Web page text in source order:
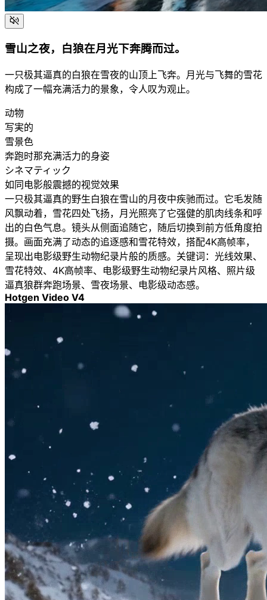
雪山之夜，白狼在月光下奔腾而过。
一只极其逼真的白狼在雪夜的山顶上飞奔。月光与飞舞的雪花
构成了一幅充满活力的景象，令人叹为观止。
动物
写実的
雪景色
奔跑时那充满活力的身姿
シネマティック
如同电影般震撼的视觉效果
一只极其逼真的野生白狼在雪山的月夜中疾驰而过。它毛发随
风飘动着，雪花四处飞扬，月光照亮了它强健的肌肉线条和呼
出的白色气息。镜头从侧面追随它，随后切换到前方低角度拍
摄。画面充满了动态的追逐感和雪花特效，搭配4K高帧率，
呈现出电影级野生动物纪录片般的质感。关键词：光线效果、
雪花特效、4K高帧率、电影级野生动物纪录片风格、照片级
逼真狼群奔跑场景、雪夜场景、电影级动态感。
Hotgen Video V4